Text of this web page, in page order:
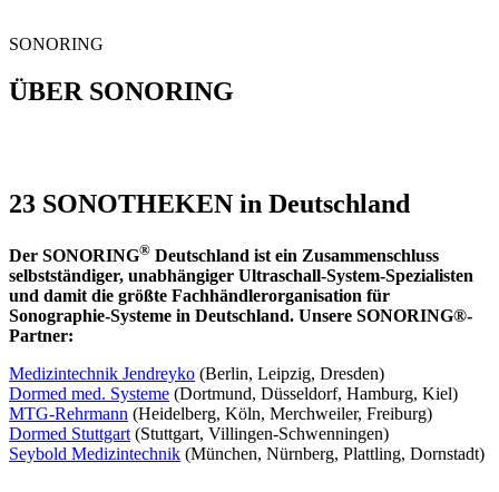
SONORING
ÜBER SONORING
23 SONOTHEKEN in Deutschland
Der SONORING® Deutschland ist ein Zusammenschluss
selbstständiger, unabhängiger Ultraschall-System-Spezialisten
und damit die größte Fachhändlerorganisation für
Sonographie-Systeme in Deutschland. Unsere SONORING®-
Partner:
Medizintechnik Jendreyko (Berlin, Leipzig, Dresden)
Dormed med. Systeme (Dortmund, Düsseldorf, Hamburg, Kiel)
MTG-Rehrmann (Heidelberg, Köln, Merchweiler, Freiburg)
Dormed Stuttgart (Stuttgart, Villingen-Schwenningen)
Seybold Medizintechnik (München, Nürnberg, Plattling, Dornstadt)